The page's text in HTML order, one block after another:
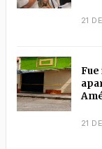
21
21